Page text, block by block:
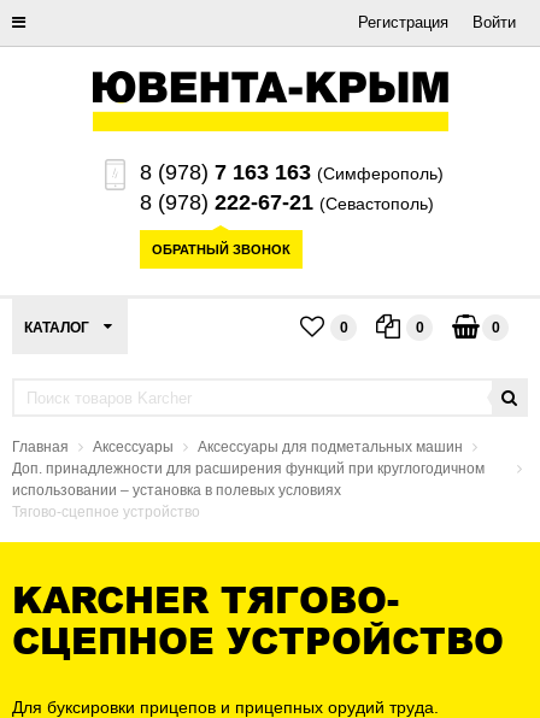
Регистрация Войти
8 (978) 7 163 163 (Симферополь)
8 (978) 222-67-21 (Севастополь)
ОБРАТНЫЙ ЗВОНОК
КАТАЛОГ 0 0 0
Главная Аксессуары
Аксессуары для подметальных машин
Доп. принадлежности для расширения функций при круглогодичном
использовании – установка в полевых условиях
Тягово-сцепное устройство
KARCHER ТЯГОВО-
СЦЕПНОЕ УСТРОЙСТВО
Для буксировки прицепов и прицепных орудий труда.